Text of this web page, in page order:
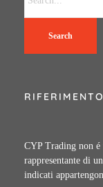
Search
RIFERIMENTO
CYP Trading non
rappresentante di
indicati